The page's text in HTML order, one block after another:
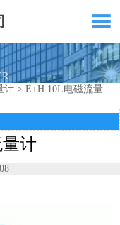

——
计 > E+H 10L电磁流量
计